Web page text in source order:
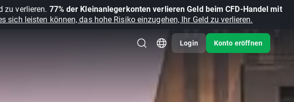
zu verlieren. 77% der Kleinanlegerkonten verlieren Geld beim CFD-Handel mit
sich leisten können, das hohe Risiko einzugehen, Ihr Geld zu verlieren.
Login Konto eröffnen